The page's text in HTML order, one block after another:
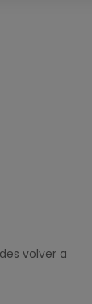
volver a